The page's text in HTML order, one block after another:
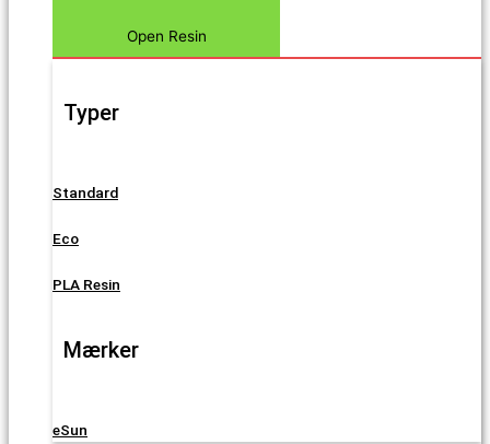
Open Resin
Typer
Standard
Eco
PLA Resin
Mærker
eSun